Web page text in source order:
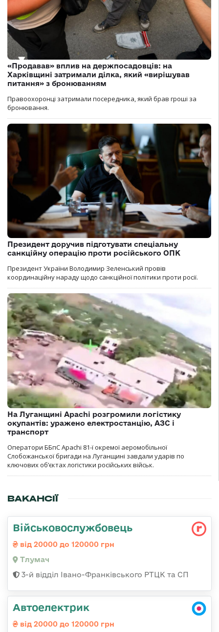
«Продавав» вплив на держпосадовців: на
Харківщині затримали ділка, який «вирішував
питання» з бронюванням
Правоохоронці затримали посередника, який брав гроші за
бронювання.
Президент доручив підготувати спеціальну
санкційну операцію проти російського ОПК
Президент України Володимир Зеленський провів
координаційну нараду щодо санкційної політики проти росії.
На Луганщині Apachi розгромили логістику
окупантів: уражено електростанцію, АЗС і
транспорт
Оператори ББпС Apachi 81-ї окремої аеромобільної
Слобожанської бригади на Луганщині завдали ударів по
ключових об’єктах логістики російських військ.
ВАКАНСІЇ
Військовослужбовець
від 20000 до 120000 грн
Тлумач
3-й відділ Івано-Франківського РТЦК та СП
Автоелектрик
від 20000 до 120000 грн